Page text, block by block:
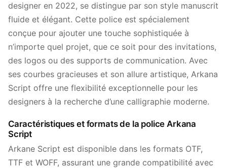
designer en 2022, se distingue par son style manuscrit
fluide et élégant. Cette police est spécialement
conçue pour ajouter une touche sophistiquée à
n’importe quel projet, que ce soit pour des invitations,
des logos ou des supports de communication. Avec
ses courbes gracieuses et son allure artistique, Arkana
Script offre une flexibilité exceptionnelle pour les
designers à la recherche d’une calligraphie moderne.
Caractéristiques et formats de la police Arkana
Script
Arkane Script est disponible dans les formats OTF,
TTF et WOFF, assurant une grande compatibilité avec